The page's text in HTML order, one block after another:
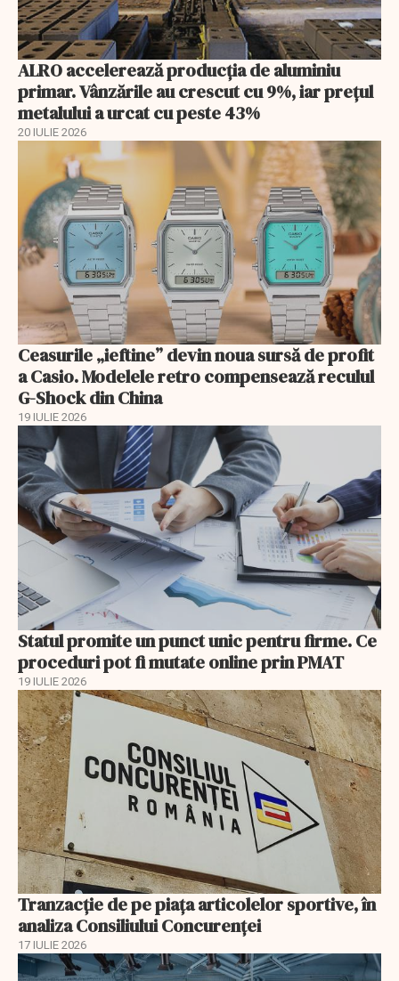
ALRO accelerează producția de aluminiu
primar. Vânzările au crescut cu 9%, iar prețul
metalului a urcat cu peste 43%
20 IULIE 2026
Ceasurile „ieftine” devin noua sursă de profit
a Casio. Modelele retro compensează reculul
G-Shock din China
19 IULIE 2026
Statul promite un punct unic pentru firme. Ce
proceduri pot fi mutate online prin PMAT
19 IULIE 2026
Tranzacție de pe piața articolelor sportive, în
analiza Consiliului Concurenţei
17 IULIE 2026